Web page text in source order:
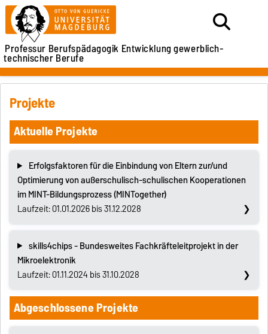
Professur Berufspädagogik Entwicklung gewerblich-
technischer Berufe
Projekte
Aktuelle Projekte
Erfolgsfaktoren für die Einbindung von Eltern zur/und
Optimierung von außerschulisch-schulischen Kooperationen
im MINT-Bildungsprozess (MINTogether)
Laufzeit: 01.01.2026 bis 31.12.2028
skills4chips - Bundesweites Fachkräfteleitprojekt in der
Mikroelektronik
Laufzeit: 01.11.2024 bis 31.10.2028
Abgeschlossene Projekte